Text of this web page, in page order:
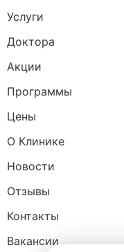
Услуги
Доктора
Акции
Программы
Цены
О Клинике
Новости
Отзывы
Контакты
Вакансии